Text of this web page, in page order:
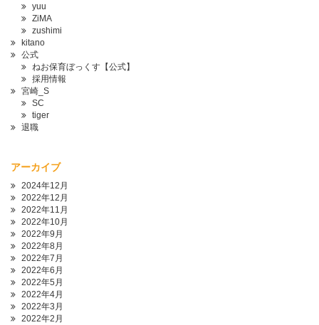
yuu
ZiMA
zushimi
kitano
公式
ねお保育ぼっくす【公式】
採用情報
宮崎_S
SC
tiger
退職
アーカイブ
2024年12月
2022年12月
2022年11月
2022年10月
2022年9月
2022年8月
2022年7月
2022年6月
2022年5月
2022年4月
2022年3月
2022年2月